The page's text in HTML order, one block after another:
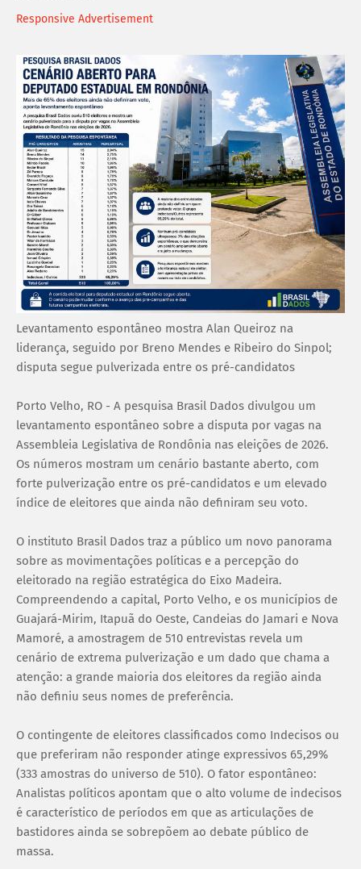
Responsive Advertisement
Levantamento espontâneo mostra Alan Queiroz na
liderança, seguido por Breno Mendes e Ribeiro do Sinpol;
disputa segue pulverizada entre os pré-candidatos
Porto Velho, RO - A pesquisa Brasil Dados divulgou um
levantamento espontâneo sobre a disputa por vagas na
Assembleia Legislativa de Rondônia nas eleições de 2026.
Os números mostram um cenário bastante aberto, com
forte pulverização entre os pré-candidatos e um elevado
índice de eleitores que ainda não definiram seu voto.
O instituto Brasil Dados traz a público um novo panorama
sobre as movimentações políticas e a percepção do
eleitorado na região estratégica do Eixo Madeira.
Compreendendo a capital, Porto Velho, e os municípios de
Guajará-Mirim, Itapuã do Oeste, Candeias do Jamari e Nova
Mamoré, a amostragem de 510 entrevistas revela um
cenário de extrema pulverização e um dado que chama a
atenção: a grande maioria dos eleitores da região ainda
não definiu seus nomes de preferência.
O contingente de eleitores classificados como Indecisos ou
que preferiram não responder atinge expressivos 65,29%
(333 amostras do universo de 510). O fator espontâneo:
Analistas políticos apontam que o alto volume de indecisos
é característico de períodos em que as articulações de
bastidores ainda se sobrepõem ao debate público de
massa.